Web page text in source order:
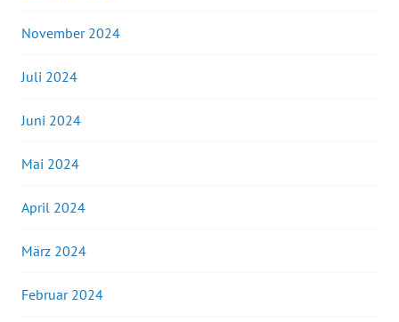
November 2024
Juli 2024
Juni 2024
Mai 2024
April 2024
März 2024
Februar 2024